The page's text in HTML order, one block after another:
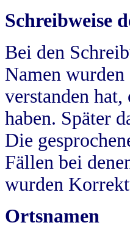
Schreibweise
Bei den
Namen
verstanden hat,
haben. Später
Die
Fällen bei
wurden
Ortsnamen